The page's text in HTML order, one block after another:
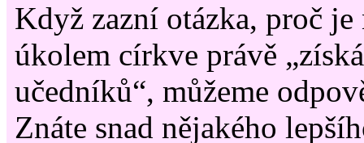
Když zazní otázka, proč
úkolem církve právě
učedníků“, můžeme
Znáte snad nějakého